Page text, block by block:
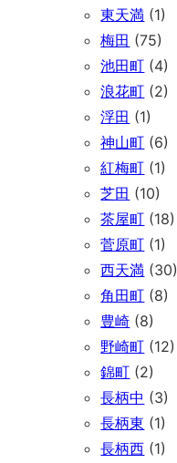
東天満 (1)
梅田 (75)
池田町 (4)
浪花町 (2)
浮田 (1)
神山町 (6)
紅梅町 (1)
芝田 (10)
茶屋町 (18)
菅原町 (1)
西天満 (30)
角田町 (8)
豊崎 (8)
野崎町 (12)
錦町 (2)
長柄中 (3)
長柄東 (1)
長柄西 (1)